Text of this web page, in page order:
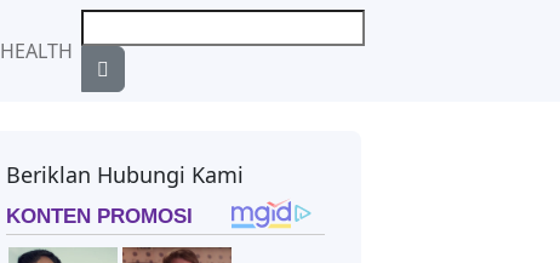
HEALTH
Beriklan Hubungi Kami